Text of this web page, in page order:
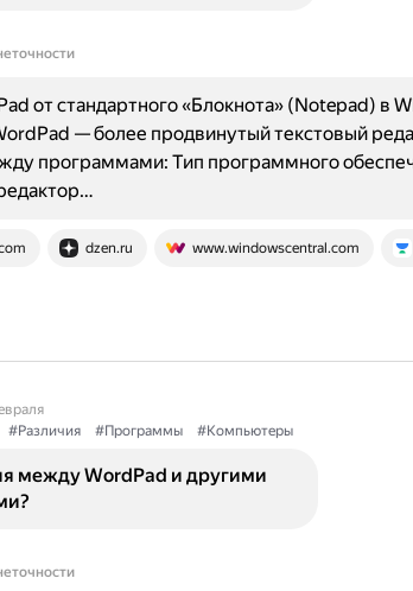
dzen.ru www.windowscentral.com
от стандартного «Блокнота» (Notepad) в
— более продвинутый текстовый
программами: Тип программного
#Различия #Программы #Компьютеры
между WordPad и другими